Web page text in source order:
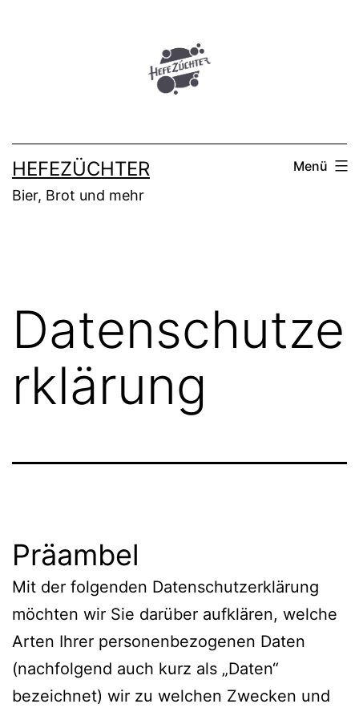
HEFEZÜCHTER
Bier, Brot und mehr
Menü
Datenschutze
rklärung
Präambel
Mit der folgenden Datenschutzerklärung
möchten wir Sie darüber aufklären, welche
Arten Ihrer personenbezogenen Daten
(nachfolgend auch kurz als „Daten“
bezeichnet) wir zu welchen Zwecken und